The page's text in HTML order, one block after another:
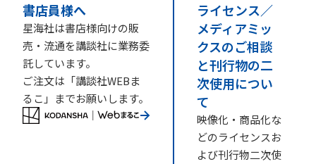
書店員様へ
星海社は書店様向けの販
売・流通を講談社に業務委
託しています。
ご注文は「講談社WEBま
るこ」までお願いします。
ライセンス／
メディアミッ
クスのご相談
と刊行物の二
次使用につい
て
映像化・商品化な
どのライセンスお
よび刊行物二次使